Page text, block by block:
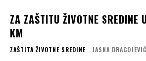
ZA ZAŠTITU ŽIVOTNE SREDINE
KM
ZAŠTITA ŽIVOTNE SREDINE JASNA DRAGOJEVIĆ